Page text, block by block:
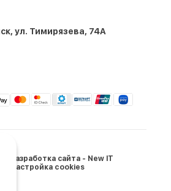
ул. Тимирязева, 74A
Разработка сайта - New IT
Настройка cookies